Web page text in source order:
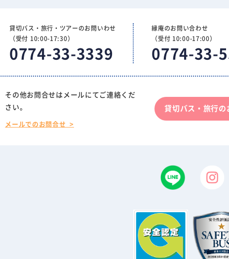
貸切バス・旅行・ツアーのお問いわせ
（受付 10:00-17:30）
0774-33-3339
縁庵のお問い合わせ
（受付 10:00-17:00）
0774-33-
貸切バス・旅行の
その他お問合せはメールにてご連絡くだ
さい。
メールでのお問合せ >